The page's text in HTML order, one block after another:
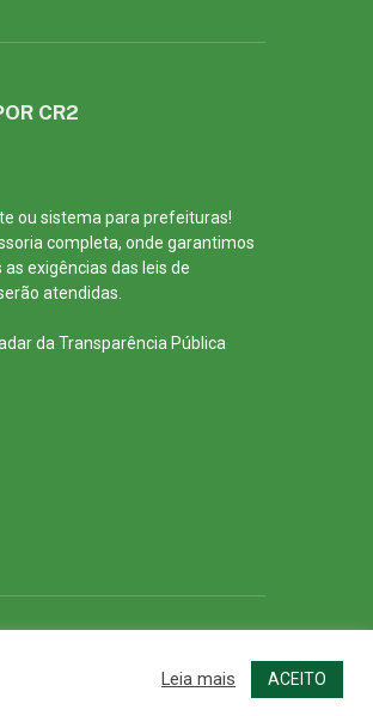
CR2
ou sistema para prefeituras!
completa, onde garantimos
exigências das leis de
atendidas.
da Transparência Pública
Leia mais ACEITO